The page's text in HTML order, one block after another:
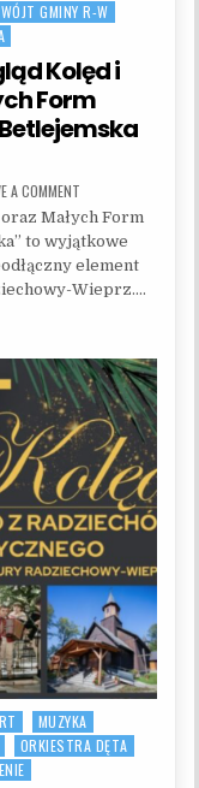
WÓJT GMINY R-W
Kolęd i
Form
A COMMENTON WYNIKI –
Małych Form
to wyjątkowe
element
Wieprz….
MUZYKA
ORKIESTRA DĘTA